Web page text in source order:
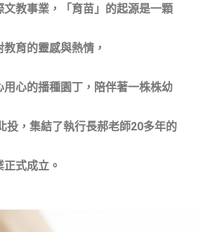
文教事業，「育苗」的起源是一顆
育的靈感與熱情，
用心的播種園丁，陪伴著一株株幼
投，集結了執行長郝老師20多年的
式成立。